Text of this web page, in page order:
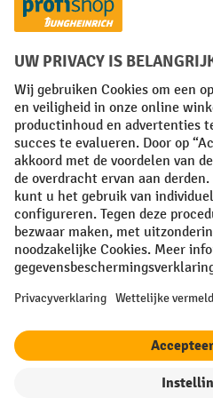
Facebook
YouTube
LinkedInInstagram
Algemene
Privacyverklaring Privacy
All prices excl. VAT plusshipping costs
if not stated otherwise.
¹ De korting is geldig zolang de
toepassing op speciale prijzen. Een
procentuele kortingen of vouchers is
nieuwsbrief. De voucher is 10 dagen
korting varieert per
pallettrucks, elektrische stapelaars,
worden gecombineerd met andere